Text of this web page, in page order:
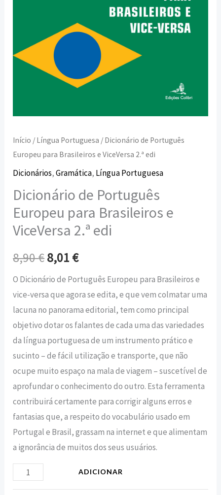
Início / Língua Portuguesa / Dicionário de Português
Europeu para Brasileiros e ViceVersa 2.ª edi
Dicionários,Gramática, Língua Portuguesa
Dicionário de Português
Europeu para Brasileiros e
ViceVersa 2.ª edi
8,90€8,01 €
O Dicionário de Português Europeu para Brasileiros e
vice-versa que agora se edita, e que vem colmatar uma
lacuna no panorama editorial, tem como principal
objetivo dotar os falantes de cada uma das variedades
da língua portuguesa de um instrumento prático e
sucinto – de fácil utilização e transporte, que não
ocupe muito espaço na mala de viagem – suscetível de
aprofundar o conhecimento do outro. Esta ferramenta
contribuirá certamente para corrigir alguns erros e
fantasias que, a respeito do vocabulário usado em
Portugal e Brasil, grassam na internet e que alimentam
a ignorância de muitos dos seus usuários.
ADICIONAR